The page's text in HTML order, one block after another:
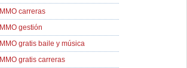
MMO carreras
MMO gestión
MMO gratis baile y música
MMO gratis carreras